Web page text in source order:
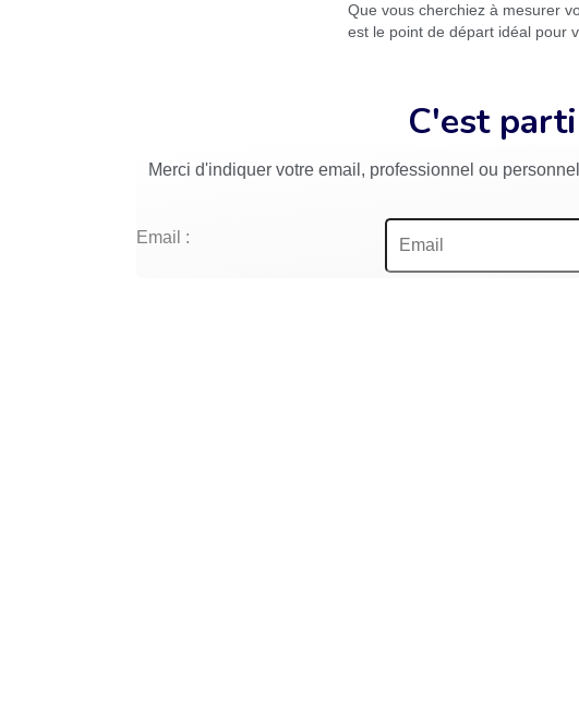
Que vous cherchiez à mesurer
est le point de départ idéal pour
C'est
Merci d'indiquer votre email, professionnel ou
Email :